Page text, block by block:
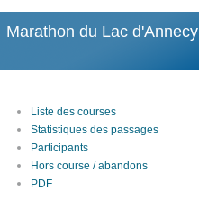
Marathon du Lac d'Annecy
Liste des courses
Statistiques des passages
Participants
Hors course / abandons
PDF